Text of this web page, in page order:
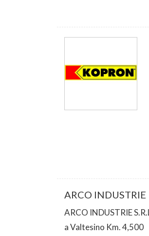
ARCO INDUSTRIE
ARCO INDUSTRIE
a Valtesino Km. 4,500